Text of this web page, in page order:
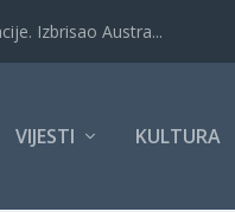
Izbrisao Austra...
VIJESTI KULTURA